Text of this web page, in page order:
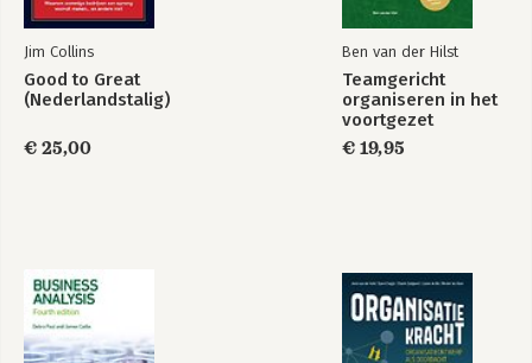
Jim Collins
Good to Great
(Nederlandstalig)
€ 25,00
Ben van der Hilst
Teamgericht
organiseren in het
voortgezet
onderwijs
€ 19,95